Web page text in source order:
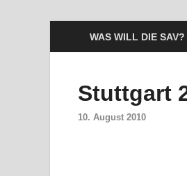
WAS WILL DIE SAV?
Stuttgart
10. August 2010